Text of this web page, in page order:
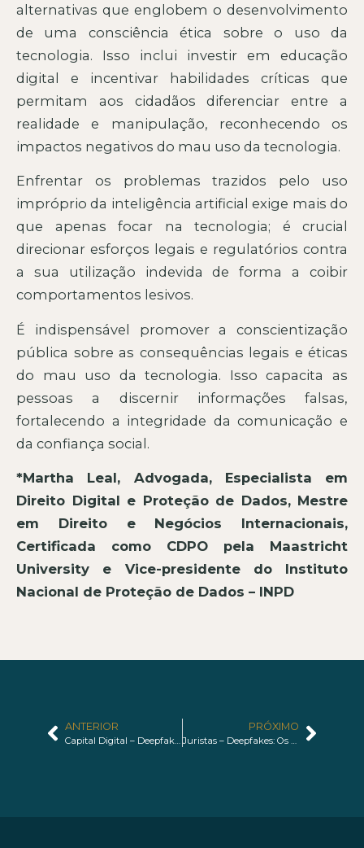
alternativas que englobem o desenvolvimento
de uma consciência ética sobre o uso da
tecnologia. Isso inclui investir em educação
digital e incentivar habilidades críticas que
permitam aos cidadãos diferenciar entre a
realidade e manipulação, reconhecendo os
impactos negativos do mau uso da tecnologia.
Enfrentar os problemas trazidos pelo uso
impróprio da inteligência artificial exige mais do
que apenas focar na tecnologia; é crucial
direcionar esforços legais e regulatórios contra
a sua utilização indevida de forma a coibir
comportamentos lesivos.
É indispensável promover a conscientização
pública sobre as consequências legais e éticas
do mau uso da tecnologia. Isso capacita as
pessoas a discernir informações falsas,
fortalecendo a integridade da comunicação e
da confiança social.
*Martha Leal, Advogada, Especialista em
Direito Digital e Proteção de Dados, Mestre
em Direito e Negócios Internacionais,
Certificada como CDPO pela Maastricht
University e Vice-presidente do Instituto
Nacional de Proteção de Dados – INPD
ANTERIOR
Capital Digital – Deepfakes: Os desafios da Era da Informação manipulada
PRÓXIMO
Juristas – Deepfakes: Os desafios da Era da Informação manipulada